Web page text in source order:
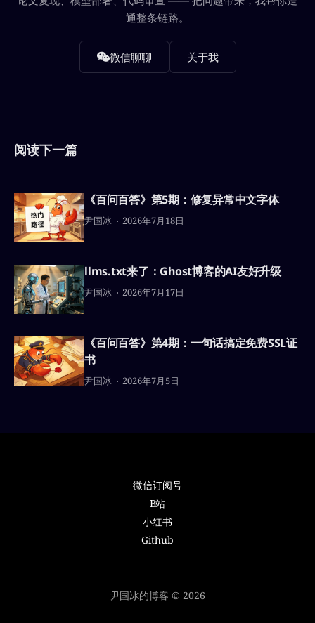
通整条链路。
微信聊聊 关于我
阅读下一篇
《百问百答》第5期：修复异常中文字体
尹国冰 2026年7月18日
llms.txt来了：Ghost博客的AI友好升级
尹国冰 2026年7月17日
《百问百答》第4期：一句话搞定免费SSL证
书
尹国冰 2026年7月5日
微信订阅号
B站
小红书
Github
尹国冰的博客 © 2026